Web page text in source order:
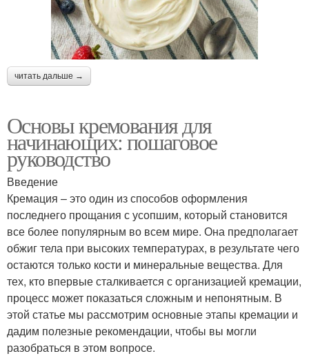
читать дальше →
Основы кремования для
начинающих: пошаговое
руководство
Введение
Кремация – это один из способов оформления
последнего прощания с усопшим, который становится
все более популярным во всем мире. Она предполагает
обжиг тела при высоких температурах, в результате чего
остаются только кости и минеральные вещества. Для
тех, кто впервые сталкивается с организацией кремации,
процесс может показаться сложным и непонятным. В
этой статье мы рассмотрим основные этапы кремации и
дадим полезные рекомендации, чтобы вы могли
разобраться в этом вопросе.